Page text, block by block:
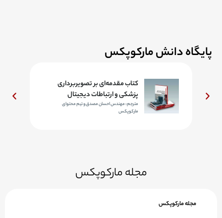
پایگاه دانش مارکوپکس
کتاب مقدمه‌ای بر تصویربرداری
پزشکی و ارتباطات دیجیتال
مترجم: مهندس احسان مصدق و تیم محتوای
مارکوپکس
مجله مارکوپکس
مجله مارکوپکس